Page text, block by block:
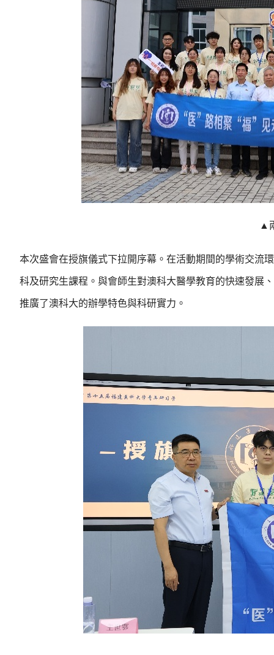
▲
本次盛會在授旗儀式下拉開序幕。在活動期間的學術交流
科及研究生課程。與會師生對澳科大醫學教育的快速發展
推廣了澳科大的辦學特色與科研實力。